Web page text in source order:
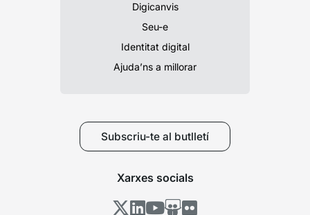
Digicanvis
Seu-e
Identitat digital
Ajuda’ns a millorar
Subscriu-te al butlletí
Xarxes socials